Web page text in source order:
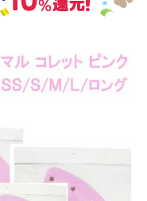
服・おさんぽ用品
リビング雑貨